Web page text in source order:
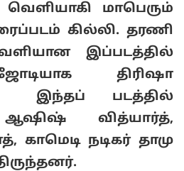
வெளியாகி மாபெரும்
கில்லி. தரணி
இப்படத்தில்
திரிஷா
இந்தப் படத்தில்
ஆஷிஷ் வித்யார்த்,
காமெடி நடிகர் தாமு